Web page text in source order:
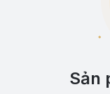
Sản